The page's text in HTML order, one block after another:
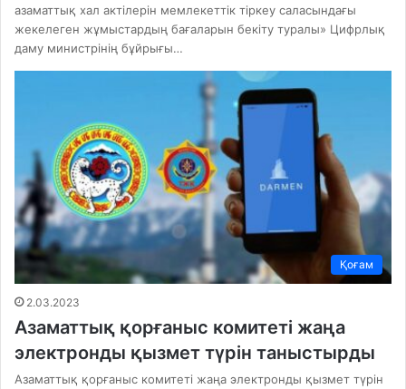
азаматтық хал актілерін мемлекеттік тіркеу саласындағы
жекелеген жұмыстардың бағаларын бекіту туралы» Цифрлық
даму министрінің бұйрығы…
Қоғам
2.03.2023
Азаматтық қорғаныс комитеті жаңа
электронды қызмет түрін таныстырды
Азаматтық қорғаныс комитеті жаңа электронды қызмет түрін